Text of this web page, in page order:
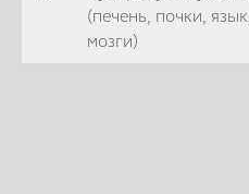
(печень, почки,
мозги)